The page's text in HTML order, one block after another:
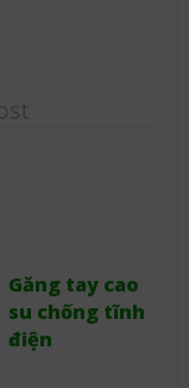
Găng tay cao
su chống tĩnh
điện